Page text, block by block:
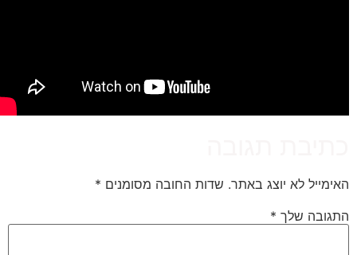
לא יוצג באתר. שדות החובה מסומנים*
שלך*